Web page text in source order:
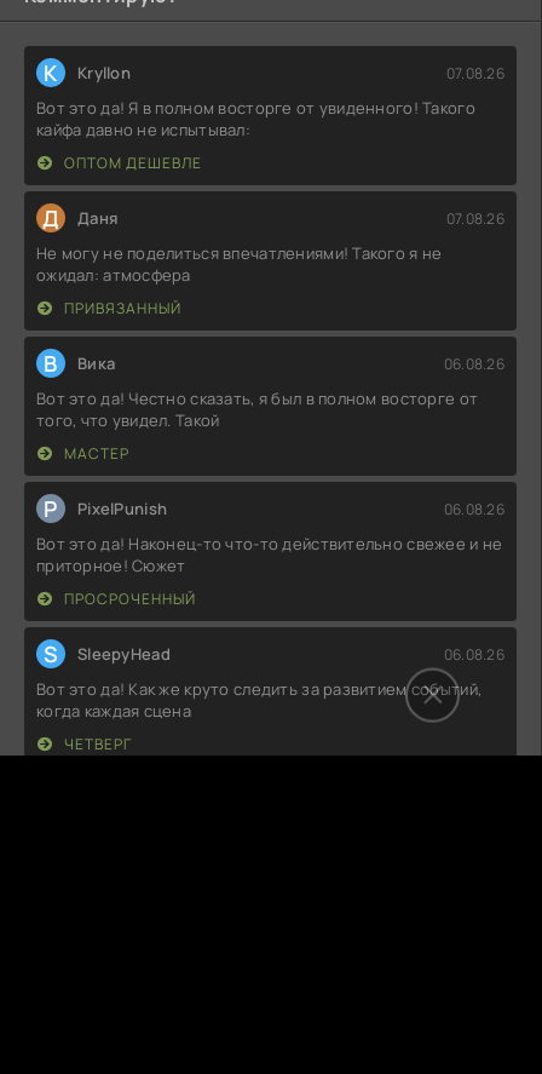
K Kryllon 07.08.26
Вот это да! Я в полном восторге от увиденного! Такого
кайфа давно не испытывал:
ОПТОМ ДЕШЕВЛЕ
Д Даня 07.08.26
Не могу не поделиться впечатлениями! Такого я не
ожидал: атмосфера
ПРИВЯЗАННЫЙ
В Вика 06.08.26
Вот это да! Честно сказать, я был в полном восторге от
того, что увидел. Такой
МАСТЕР
P PixelPunish 06.08.26
Вот это да! Наконец-то что-то действительно свежее и не
приторное! Сюжет
ПРОСРОЧЕННЫЙ
S SleepyHead 06.08.26
Вот это да! Как же круто следить за развитием событий,
когда каждая сцена
ЧЕТВЕРГ